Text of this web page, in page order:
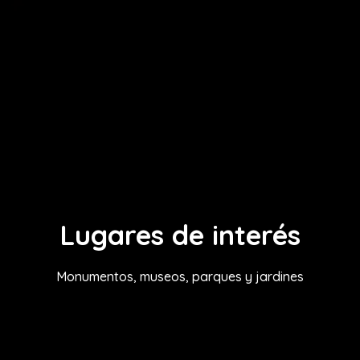
Lugares de interés
Monumentos, museos, parques y jardines